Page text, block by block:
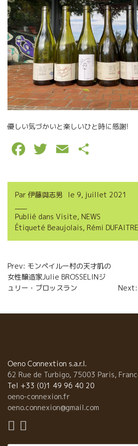
優しい気づかいと楽しいひと時に感謝!
c
b
o
k
i
t
e
a
l
r
a
g
r
Par 伊藤與志男 le 9, juillet 2021
Publié dans Visite, NEWS
Étiqueté Beaujolais, Rémi DUFAITRE
Navigation
de
Prev: モンペイルー村の天才肌の
女性醸造家Julie BROSSELINジ
ュリー・ブロッスラン
Next:
Oeno Connextion s.a.r.l.
62 Rue de Turbigo, 75003 Paris,
Tel +33 (0)1 49 96 40 20
oeno-connexion.fr
oeno.connexion@gmail.com